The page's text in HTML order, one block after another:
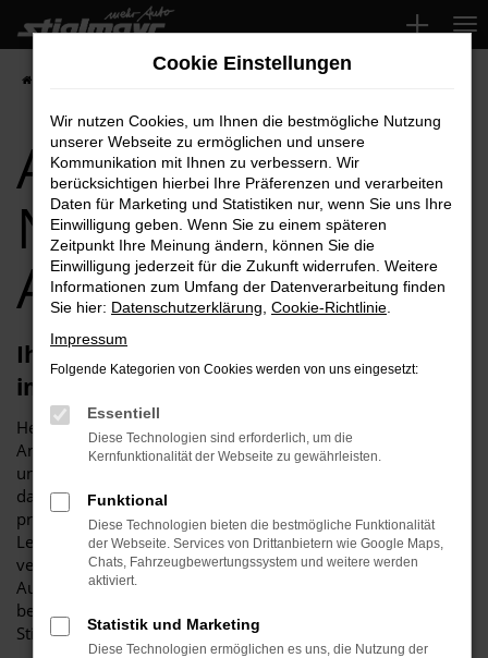
Zum
Hauptinhalt
springen
Audi Q2 für
Neuburg Top-
Angebote
Ihren Audi Q2 für Neuburg erhalten Sie
im Autohaus Stiglmayr
Herzlich willkommen bei Autohaus Stiglmayr – Ihre erste
Anlaufstelle für exzellente Audi Q2 Fahrzeuge für Neuburg
und Umgebung! Unser renommiertes Autohaus ist stolz
darauf, Ihnen eine herausragende Auswahl an Audi Q2 zu
präsentieren, die höchste Standards in Sachen Qualität und
Leistung erfüllen. Wir sind seit Jahren Ihr
vertrauenswürdiger Partner, wenn es um erstklassige
Automobile geht. Erfahren Sie mehr über unsere
beeindruckende Audi Q2 Flotte und warum Autohaus
Stiglmayr die bevorzugte Adresse für Audi Q2 Liebhaber ist.
Cookie Einstellungen
Wir nutzen Cookies, um Ihnen die bestmögliche Nutzung
unserer Webseite zu ermöglichen und unsere
Kommunikation mit Ihnen zu verbessern. Wir
berücksichtigen hierbei Ihre Präferenzen und verarbeiten
Daten für Marketing und Statistiken nur, wenn Sie uns Ihre
Einwilligung geben. Wenn Sie zu einem späteren
Zeitpunkt Ihre Meinung ändern, können Sie die
Einwilligung jederzeit für die Zukunft widerrufen. Weitere
Informationen zum Umfang der Datenverarbeitung finden
Sie hier: Datenschutzerklärung Cookie-Richtlinie
Impressum
Folgende Kategorien von Cookies werden von uns eingesetzt:
Essentiell
Diese Technologien sind erforderlich, um die
Kernfunktionalität der Webseite zu gewährleisten.
Funktional
Diese Technologien bieten die bestmögliche Funktionalität
der Webseite. Services von Drittanbietern wie Google Maps,
Chats, Fahrzeugbewertungssystem und weitere werden
aktiviert.
Statistik und Marketing
Diese Technologien ermöglichen es uns, die Nutzung der